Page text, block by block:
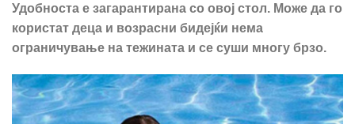
Удобноста е загарантирана со овој стол. Може да го
користат деца и возрасни бидејќи нема
ограничување на тежината и се суши многу брзо.